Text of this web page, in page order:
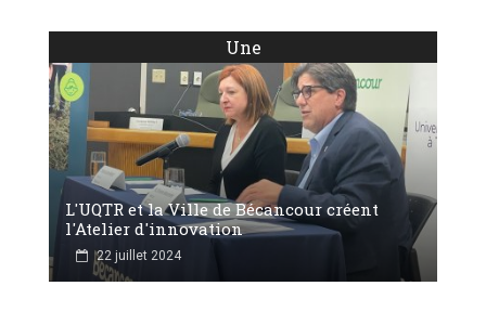
Une
L'UQTR et la Ville de Bécancour créent
l'Atelier d'innovation
22 juillet 2024